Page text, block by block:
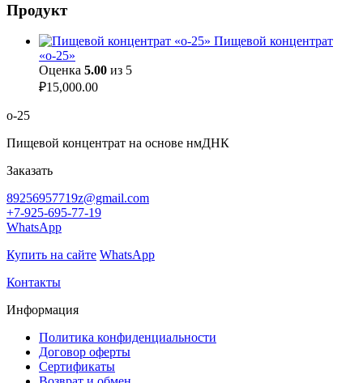
Продукт
Пищевой концентрат
«о-25»
Оценка 5.00 из 5
₽15,000.00
о-25
Пищевой концентрат на основе нмДНК
Заказать
89256957719z@gmail.com
+7-925-695-77-19
WhatsApp
Купить на сайте WhatsApp
Контакты
Информация
Политика конфиденциальности
Договор оферты
Сертификаты